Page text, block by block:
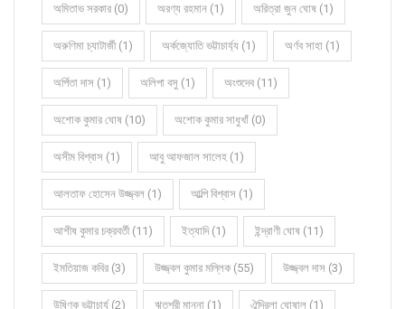
অমিতাভ সরকার (0) অরণ্য রহমান (1) অরিত্রা জুন ঘোষ (1)
অরুণিমা চ্যাটার্জী (1) অর্কজ্যোতি ভট্টাচার্য্য (1) অর্ণব সাহা (1)
অর্পিতা দাস (1) অলিপা বসু (1) অংশুদেব (11)
অশোক কুমার ঘোষ (10) অশোক কুমার সাধুখাঁ (0)
অসীম বিশ্বাস (1) আবু আফজাল সালেহ (1)
আলতাফ হোসেন উজ্জ্বল (1) আল্পি বিশ্বাস (1)
আশীষ কুমার চক্রবর্তী (11) ইত্যাদি (1) ইন্দ্রাণী ঘোষ (11)
ইমতিয়াজ কবির (3) উজ্জ্বল কুমার মল্লিক (55) উজ্জ্বল দাস (3)
উষ্ণিক ভট্টাচার্য (2) ঋতশ্রী মান্না (1) ঐন্দ্রিলা ঘোষাল (1)